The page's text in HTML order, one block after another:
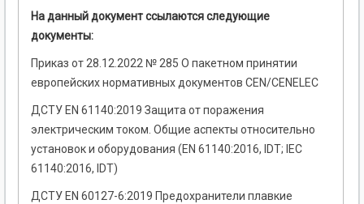
На данный документ ссылаются следующие
документы:
Приказ от 28.12.2022 № 285 О пакетном принятии
европейских нормативных документов CEN/CENELEC
ДСТУ EN 61140:2019 Защита от поражения
электрическим током. Общие аспекты относительно
установок и оборудования (EN 61140:2016, IDT; IEC
61140:2016, IDT)
ДСТУ EN 60127-6:2019 Предохранители плавкие